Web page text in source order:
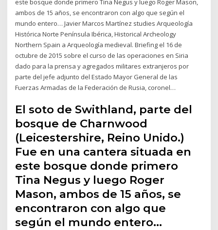
este bosque donde primero Tina Negus y luego Roger Mason,
ambos de 15 años, se encontraron con algo que según el
mundo entero… Javier Marcos Martínez studies Arqueología
Histórica Norte Península Ibérica, Historical Archeology
Northern Spain a Arqueología medieval. Briefing el 16 de
octubre de 2015 sobre el curso de las operaciones en Siria
dado para la prensa y agregados militares extranjeros por
parte del jefe adjunto del Estado Mayor General de las
Fuerzas Armadas de la Federación de Rusia, coronel…
El soto de Swithland, parte del
bosque de Charnwood
(Leicestershire, Reino Unido.)
Fue en una cantera situada en
este bosque donde primero
Tina Negus y luego Roger
Mason, ambos de 15 años, se
encontraron con algo que
según el mundo entero…